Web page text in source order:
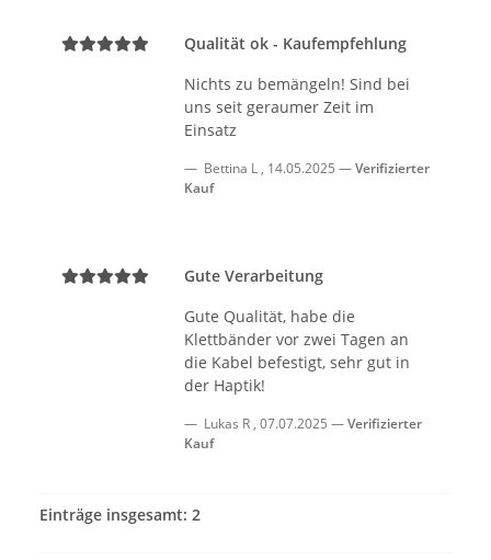
Qualität ok - Kaufempfehlung
Nichts zu bemängeln! Sind bei
uns seit geraumer Zeit im
Einsatz
Bettina L , 14.05.2025
Verifizierter
Kauf
Gute Verarbeitung
Gute Qualität, habe die
Klettbänder vor zwei Tagen an
die Kabel befestigt, sehr gut in
der Haptik!
Lukas R , 07.07.2025
Verifizierter
Kauf
Einträge insgesamt: 2